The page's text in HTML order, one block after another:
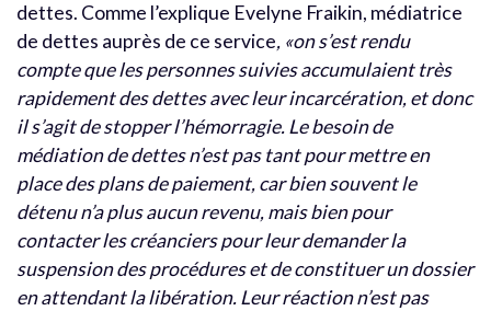
dettes. Comme l’explique Evelyne Fraikin, médiatrice
de dettes auprès de ce service, «on s’est rendu
compte que les personnes suivies accumulaient très
rapidement des dettes avec leur incarcération, et donc
il s’agit de stopper l’hémorragie. Le besoin de
médiation de dettes n’est pas tant pour mettre en
place des plans de paiement, car bien souvent le
détenu n’a plus aucun revenu, mais bien pour
contacter les créanciers pour leur demander la
suspension des procédures et de constituer un dossier
en attendant la libération. Leur réaction n’est pas